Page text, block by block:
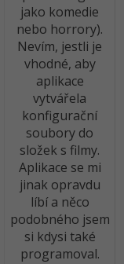
jako komedie
nebo horrory).
Nevím, jestli je
vhodné, aby
aplikace
vytvářela
konfigurační
soubory do
složek s filmy.
Aplikace se mi
jinak opravdu
líbí a něco
podobného jsem
si kdysi také
programoval.